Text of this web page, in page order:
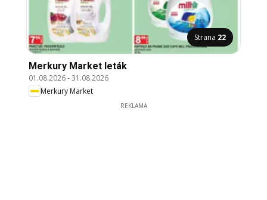
Strana 22
Merkury Market leták
01.08.2026-31.08.2026
Merkury Market
REKLAMA